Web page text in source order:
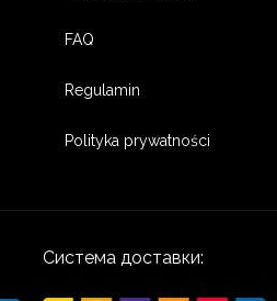
FAQ
Regulamin
Polityka prywatności
Система доставки: